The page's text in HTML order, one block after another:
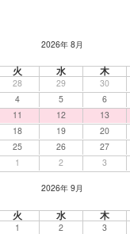
2026年 8月
火 水 木
28 29 30
4 5 6
11 12 13
18 19 20
25 26 27
1 2 3
2026年 9月
火 水 木
1 2 3